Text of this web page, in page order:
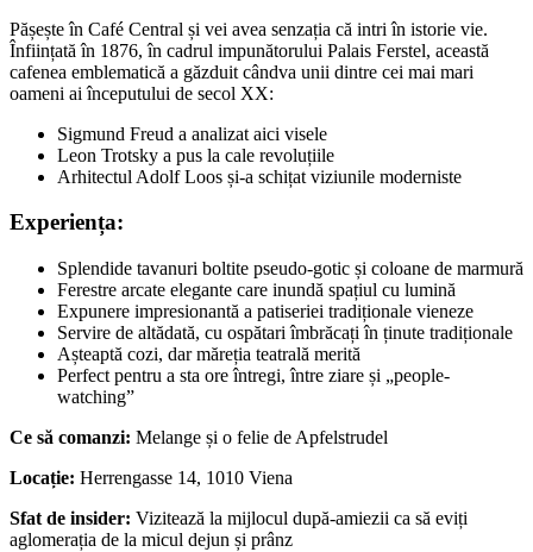
Pășește în Café Central și vei avea senzația că intri în istorie vie.
Înființată în 1876, în cadrul impunătorului Palais Ferstel, această
cafenea emblematică a găzduit cândva unii dintre cei mai mari
oameni ai începutului de secol XX:
Sigmund Freud a analizat aici visele
Leon Trotsky a pus la cale revoluțiile
Arhitectul Adolf Loos și-a schițat viziunile moderniste
Experiența:
Splendide tavanuri boltite pseudo-gotic și coloane de marmură
Ferestre arcate elegante care inundă spațiul cu lumină
Expunere impresionantă a patiseriei tradiționale vieneze
Servire de altădată, cu ospătari îmbrăcați în ținute tradiționale
Așteaptă cozi, dar măreția teatrală merită
Perfect pentru a sta ore întregi, între ziare și „people-
watching”
Ce să comanzi: Melange și o felie de Apfelstrudel
Locație: Herrengasse 14, 1010 Viena
Sfat de insider: Vizitează la mijlocul după-amiezii ca să eviți
aglomerația de la micul dejun și prânz